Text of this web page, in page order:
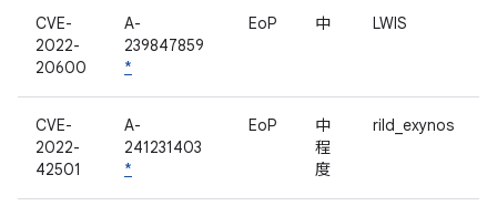
CVE-
2022-
20600
A-
239847859
*
EoP 中 LWIS
CVE-
2022-
42501
A-
241231403
*
EoP
中
程
度
rild_exynos